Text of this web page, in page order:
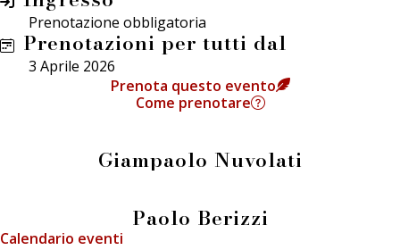
Prenotazione obbligatoria
Prenotazioni per tutti dal
3 Aprile 2026
Prenota questo evento
Come prenotare
Giampaolo Nuvolati
Paolo Berizzi
Calendario eventi